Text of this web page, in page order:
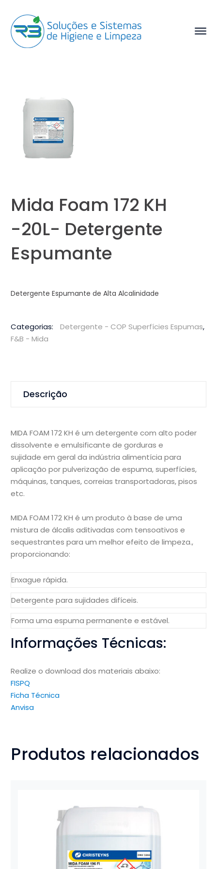
Mida Foam 172 KH
-20L- Detergente
Espumante
Detergente Espumante de Alta Alcalinidade
Categorias: Detergente - COP Superfícies Espumas,
F&B - Mida
Descrição
MIDA FOAM 172 KH é um detergente com alto poder
dissolvente e emulsificante de gorduras e
sujidade em geral da indústria alimentícia para
aplicação por pulverização de espuma, superfícies,
máquinas, tanques, correias transportadoras, pisos
etc.
MIDA FOAM 172 KH é um produto à base de uma
mistura de álcalis aditivadas com tensoativos e
sequestrantes para um melhor efeito de limpeza.,
proporcionando:
Enxague rápida.
Detergente para sujidades difíceis.
Forma uma espuma permanente e estável.
Informações Técnicas:
Realize o download dos materiais abaixo:
FISPQ
Ficha Técnica
Anvisa
Produtos relacionados